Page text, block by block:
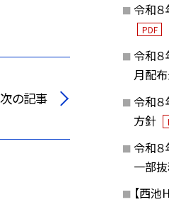
次の記事
令和
PDF
令和
月配布
令和
方針
令和
一部
【西